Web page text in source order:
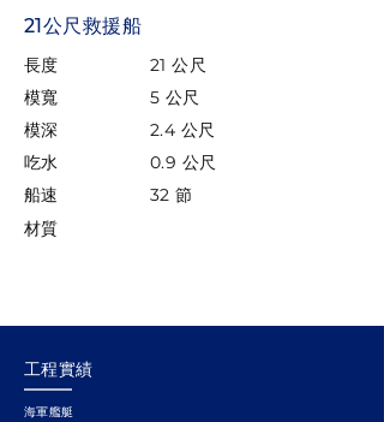
21公尺救援船
長度
21 公尺
模寬
5 公尺
模深
2.4 公尺
吃水
0.9 公尺
船速
32 節
材質
工程實績
海軍艦艇